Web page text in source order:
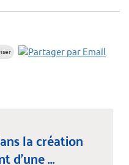
la création
d’une ...